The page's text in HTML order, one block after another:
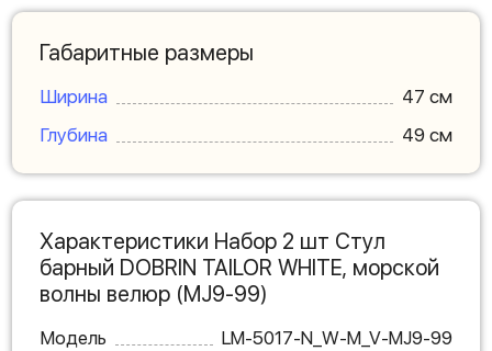
Габаритные размеры
Ширина
47 см
Глубина
49 см
Характеристики Набор 2 шт Стул
барный DOBRIN TAILOR WHITE, морской
волны велюр (MJ9-99)
Модель
LM-5017-N_W-M_V-MJ9-99